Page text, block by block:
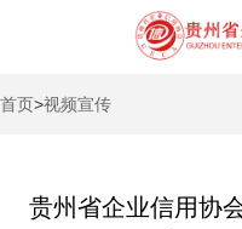
首页>视频宣传
贵州省企业信用协